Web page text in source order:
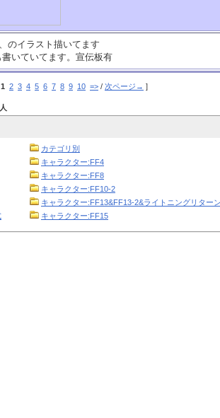
のイラスト描いてます
いていてます。宣伝板有
1 2 3 4 5 6 7 8 9 10 => / 次ページ→ ]
カテゴリ別
キャラクター:FF4
キャラクター:FF8
キャラクター:FF10-2
キャラクター:FF13&FF13-2&ライトニングリター
キャラクター:FF15